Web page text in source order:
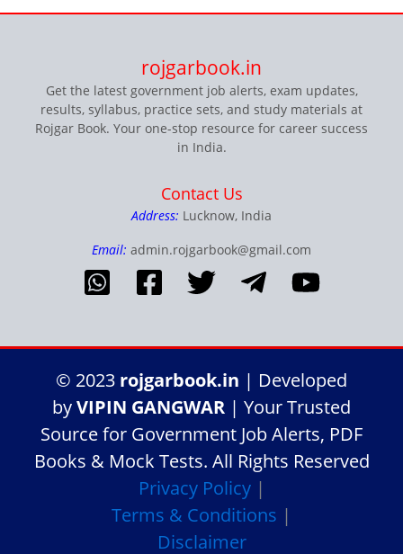
rojgarbook.in
Get the latest government job alerts, exam updates,
results, syllabus, practice sets, and study materials at
Rojgar Book. Your one-stop resource for career success
in India.
Contact Us
Address: Lucknow, India
Email: admin.rojgarbook@gmail.com
© 2023 rojgarbook.in | Developed
byVIPIN GANGWAR | Your Trusted
Source for Government Job Alerts, PDF
Books & Mock Tests. All Rights Reserved
Privacy Policy|
Terms & Conditions |
Disclaimer